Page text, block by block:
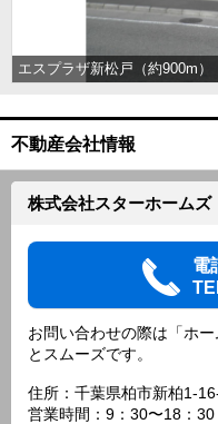
エスプラザ新松戸（約900m）
不動産会社情報
株式会社スターホームズ
電
お問い合わせの際は「ホ
とスムーズです。
住所：千葉県柏市新柏1-
営業時間：9：30〜18：30